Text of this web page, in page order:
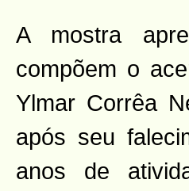
A mostra
compõem o
Ylmar Corrêa
após seu
anos de